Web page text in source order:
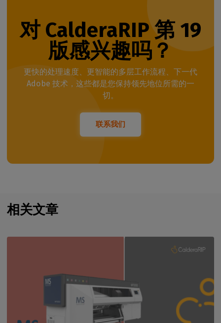
对 CalderaRIP 第 19
版感兴趣吗？
更快的处理速度、更智能的多层工作流程、下一代
Adobe 技术，这些都是您保持领先地位所需的一
切。
联系我们
相关文章